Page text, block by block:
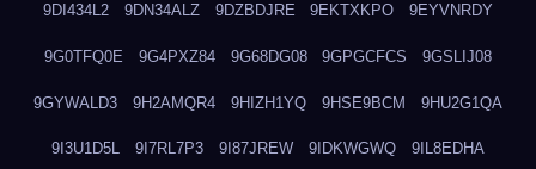
9DI434L2 9DN34ALZ 9DZBDJRE 9EKTXKPO 9EYVNRDY
9G0TFQ0E 9G4PXZ84 9G68DG08 9GPGCFCS 9GSLIJ08
9GYWALD3 9H2AMQR4 9HIZH1YQ 9HSE9BCM 9HU2G1QA
9I3U1D5L 9I7RL7P3 9I87JREW 9IDKWGWQ 9IL8EDHA